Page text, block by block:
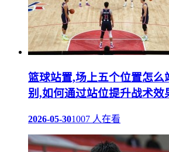
篮球站置,场上五个位置怎么
别,如何通过站位提升战术效
2026-05-301007 人在看